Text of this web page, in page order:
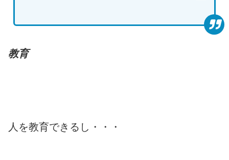
教育
人を教育できるし・・・